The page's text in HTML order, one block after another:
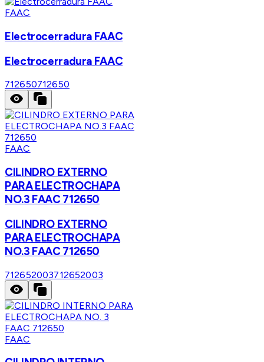
FAAC
Electrocerradura FAAC
Electrocerradura FAAC
712650712650
FAAC
CILINDRO EXTERNO
PARA ELECTROCHAPA
NO.3 FAAC 712650
CILINDRO EXTERNO
PARA ELECTROCHAPA
NO.3 FAAC 712650
712652003712652003
FAAC